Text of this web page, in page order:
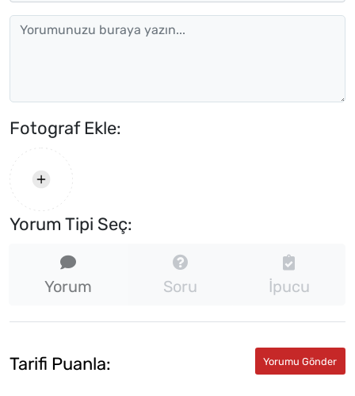
Fotograf Ekle:
Yorum Tipi Seç:
Yorum Soru İpucu
Tarifi Puanla: